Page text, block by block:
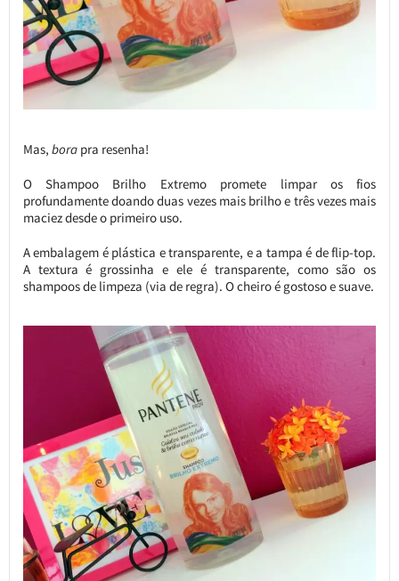
Mas, borapra resenha!
O Shampoo Brilho Extremo promete limpar os fios
profundamente doando duas vezes mais brilho e três vezes mais
maciez desde o primeiro uso.
A embalagem é plástica e transparente, e a tampa é de flip-top.
A textura é grossinha e ele é transparente, como são os
shampoos de limpeza (via de regra). O cheiro é gostoso e suave.